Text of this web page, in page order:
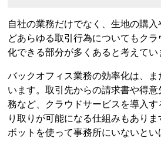
自社の業務だけでなく、生地の購
どあらゆる取引行為についてもク
化できる部分が多くあると考えてい
バックオフィス業務の効率化は、
います。取引先からの請求書や得
務など、クラウドサービスを導入
り取りが可能になる仕組みもありま
ボットを使って事務所にいないと